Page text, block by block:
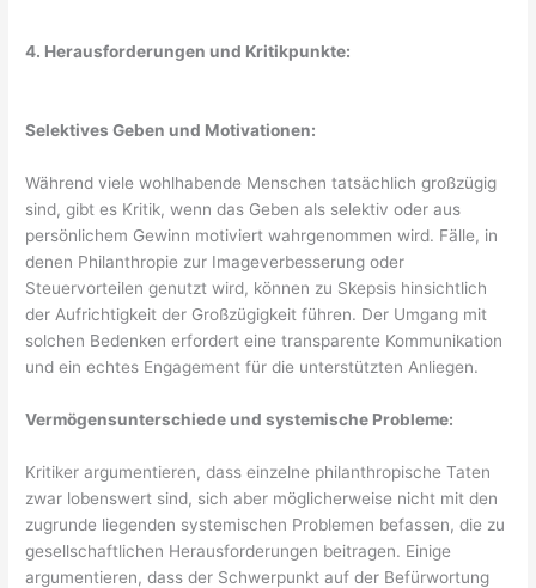
4. Herausforderungen und Kritikpunkte:
Selektives Geben und Motivationen:
Während viele wohlhabende Menschen tatsächlich großzügig
sind, gibt es Kritik, wenn das Geben als selektiv oder aus
persönlichem Gewinn motiviert wahrgenommen wird. Fälle, in
denen Philanthropie zur Imageverbesserung oder
Steuervorteilen genutzt wird, können zu Skepsis hinsichtlich
der Aufrichtigkeit der Großzügigkeit führen. Der Umgang mit
solchen Bedenken erfordert eine transparente Kommunikation
und ein echtes Engagement für die unterstützten Anliegen.
Vermögensunterschiede und systemische Probleme:
Kritiker argumentieren, dass einzelne philanthropische Taten
zwar lobenswert sind, sich aber möglicherweise nicht mit den
zugrunde liegenden systemischen Problemen befassen, die zu
gesellschaftlichen Herausforderungen beitragen. Einige
argumentieren, dass der Schwerpunkt auf der Befürwortung